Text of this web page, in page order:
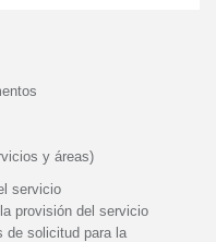
y áreas)
servicio
provisión del servicio
de solicitud para la